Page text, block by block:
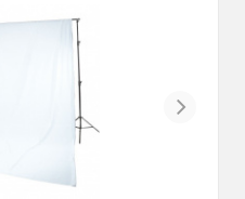
Next